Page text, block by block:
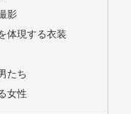
影
体現する衣装
たち
女性